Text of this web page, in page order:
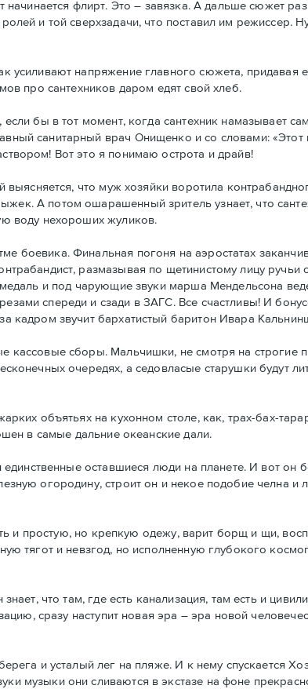
начинается флирт. Это – завязка. А дальше сюжет
и той сверхзадачи, что поставил им режиссер.
усиливают напряжение главного сюжета, придавая
про сантехников даром едят свой хлеб.
бы в тот момент, когда сантехник намазывает
санитарный врач Онищенко и со словами:
Вот это я понимаю острота и драйв!
выясняется, что муж хозяйки воротила
А потом ошарашенный зритель узнает, что
воду нехороших жуликов.
боевика. Финальная погоня на аэростатах
размазывая по щетинистому лицу ручьи
и под чарующие звуки марша Мендельсона
спереди и сзади в ЗАГС. Все счастливы! И
кадром звучит бархатистый баритон Ивара
сборы. Мальчишки, не смотря на строгие
очередях, а седовласые старушки будут
объятьях на кухонном столе, как, трах-бах-
в самые дальние океанские дали.
оставшиеся люди на планете. И вот он
огородину, строит он и некое подобие челна и
и простую, но крепкую одежу, варит борщ и щи,
тягот и невзгод, но исполненную глубокого
что там, где есть канализация, там есть и
сразу наступит новая эра – эра новой
и усталый лег на пляже. И к нему спускается
музыки они сливаются в экстазе на фоне